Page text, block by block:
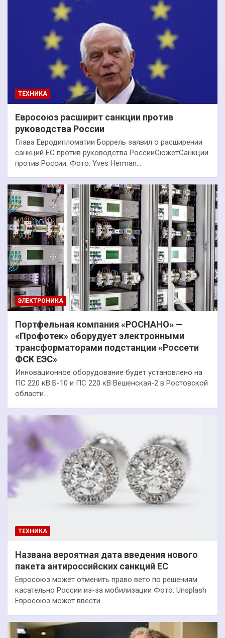
ТЕХНИКА
Евросоюз расширит санкции против
руководства России
Глава Евродипломатии Боррель заявил о расширении
санкций ЕС против руководства РоссииСюжетСанкции
против России: Фото: Yves Herman…
ЭЛЕКТРОНИКА
Портфельная компания «РОСНАНО» —
«Профотек» оборудует электронными
трансформаторами подстанции «Россети
ФСК ЕЭС»
Инновационное оборудование будет установлено на
ПС 220 кВ Б-10 и ПС 220 кВ Вешенская-2 в Ростовской
области…
ТЕХНИКА
Названа вероятная дата введения нового
пакета антироссийских санкций ЕС
Евросоюз может отменить право вето по решениям
касательно России из-за мобилизации Фото: Unsplash
Евросоюз может ввести…